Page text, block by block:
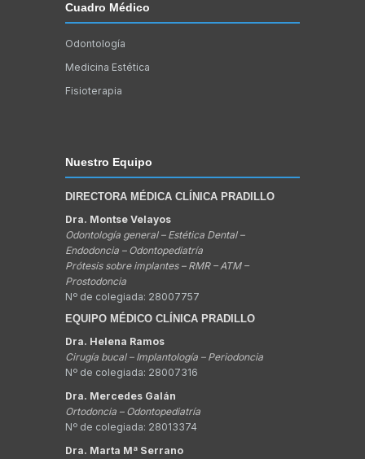
Cuadro Médico
Odontología
Medicina Estética
Fisioterapia
Nuestro Equipo
DIRECTORA MÉDICA CLÍNICA PRADILLO
Dra. Montse Velayos
Odontología general – Estética Dental –
Endodoncia – Odontopediatría
Prótesis sobre implantes – RMR – ATM –
Prostodoncia
Nº de colegiada: 28007757
EQUIPO MÉDICO CLÍNICA PRADILLO
Dra. Helena Ramos
Cirugía bucal – Implantología – Periodoncia
Nº de colegiada: 28007316
Dra. Mercedes Galán
Ortodoncia – Odontopediatría
Nº de colegiada: 28013374
Dra. Marta Mª Serrano